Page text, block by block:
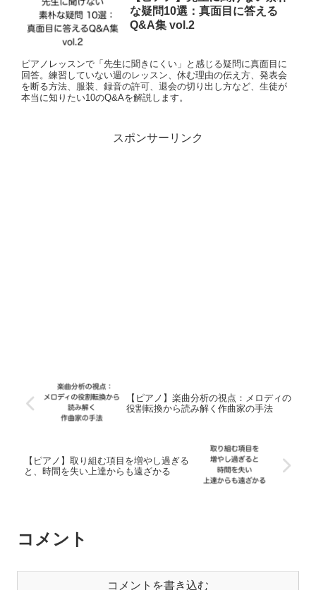
な疑問10選：真面目に答える
Q&A集 vol.2
ピアノレッスンで「先生に聞きにくい」と感じる疑問に真面目に
回答。練習していない週のレッスン、休む理由の伝え方、発表会
を断る方法、服装、録音の許可、退会の切り出し方など、生徒が
本当に知りたい10のQ&Aを解説します。
スポンサーリンク
【ピアノ】楽曲分析の視点：メロディの
役割転換から読み解く作曲家の手法
【ピアノ】取り組む項目を増やし過ぎる
と、時間を失い上達からも遠ざかる
コメント
コメントを書き込む